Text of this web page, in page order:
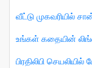
வீட்டு முகவரியில்
உங்கள் கதையின்
பிரதிலிபி செயலியில்